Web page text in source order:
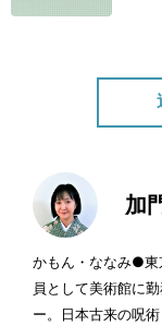
8/27
帷子
6/21
加
かもん・ななみ●東
員として美術館に
ー。日本古来の呪